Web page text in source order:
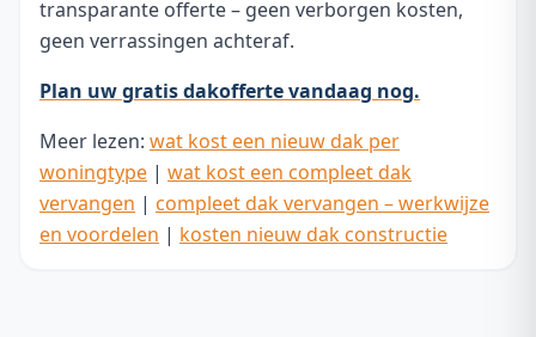
transparante offerte – geen verborgen kosten,
geen verrassingen achteraf.
Plan uw gratis dakofferte vandaag nog.
Meer lezen: wat kost een nieuw dak per
woningtype | wat kost een compleet dak
vervangen | compleet dak vervangen – werkwijze
en voordelen | kosten nieuw dak constructie